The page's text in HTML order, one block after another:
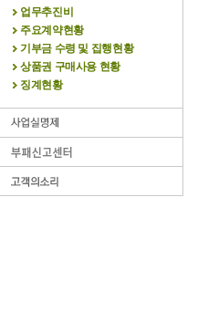
업무추진비
주요계약현황
기부금 수령 및 집행현황
상품권 구매사용 현황
징계현황